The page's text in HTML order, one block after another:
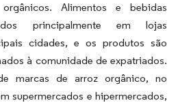
Alimentos e bebidas
principalmente em lojas
cidades, e os produtos são
à comunidade de expatriados.
marcas de arroz orgânico, no
supermercados e hipermercados,